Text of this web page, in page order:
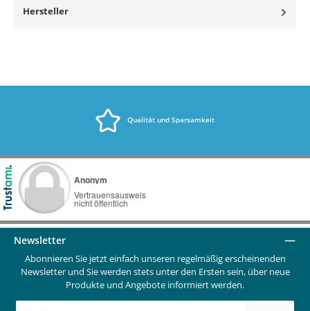
Hersteller
Qualität und Sparsamkeit
Newsletter
Abonnieren Sie jetzt einfach unseren regelmäßig erscheinenden
Newsletter und Sie werden stets unter den Ersten sein, über neue
Produkte und Angebote informiert werden.